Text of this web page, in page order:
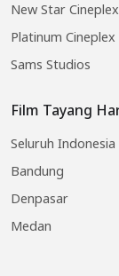
New Star Cineplex
Platinum Cineplex
Sams Studios
Film Tayang
Seluruh Indonesia
Bandung
Denpasar
Medan